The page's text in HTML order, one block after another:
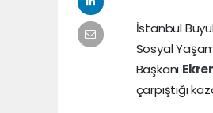
İstanbul
Sosyal
Başkanı
çarpıştığı